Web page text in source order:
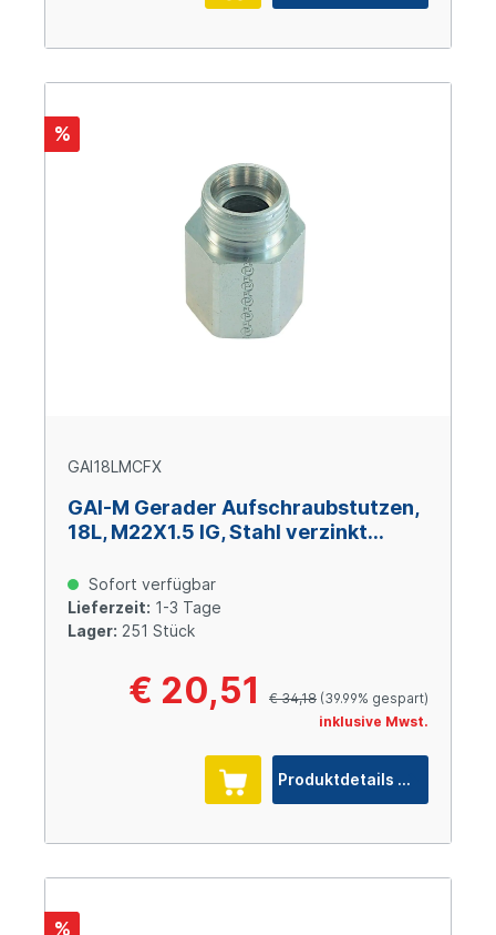
%
GAI18LMCFX
GAI-M Gerader Aufschraubstutzen,
18L, M22X1.5 IG, Stahl verzinkt
Sofort verfügbar
Lieferzeit: 1-3 Tage
Lager: 251 Stück
€ 20,51 € 34,18 (39.99% gespart)
inklusive Mwst.
Produktdetails
%